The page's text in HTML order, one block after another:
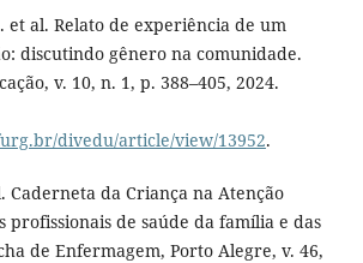
et al. Relato de experiência de um
discutindo gênero na comunidade.
v. 10, n. 1, p. 388–405, 2024.
divedu/article/view/13952.
Caderneta da Criança na Atenção
profissionais de saúde da família e das
de Enfermagem, Porto Alegre, v. 46,